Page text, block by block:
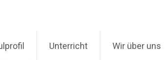
Unterricht Wir über uns